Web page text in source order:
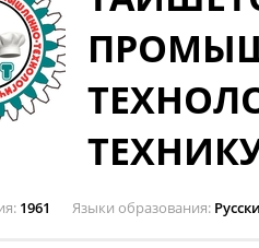
1961 Языки образования